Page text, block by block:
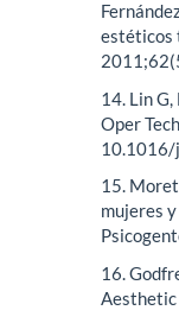
estéticos
14. Lin
Oper
15.
mujeres
16.